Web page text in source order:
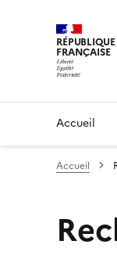
RÉPUBLIQUE
FRANÇAISE
Accueil
Accueil